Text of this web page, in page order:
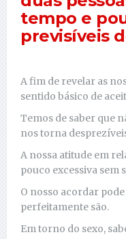
tempo e
previsíveis
A fim de revelar as
sentido básico de
Temos de saber que
nos torna
A nossa atitude em
pouco excessiva sem
O nosso acordar
perfeitamente são.
Em torno do sexo,